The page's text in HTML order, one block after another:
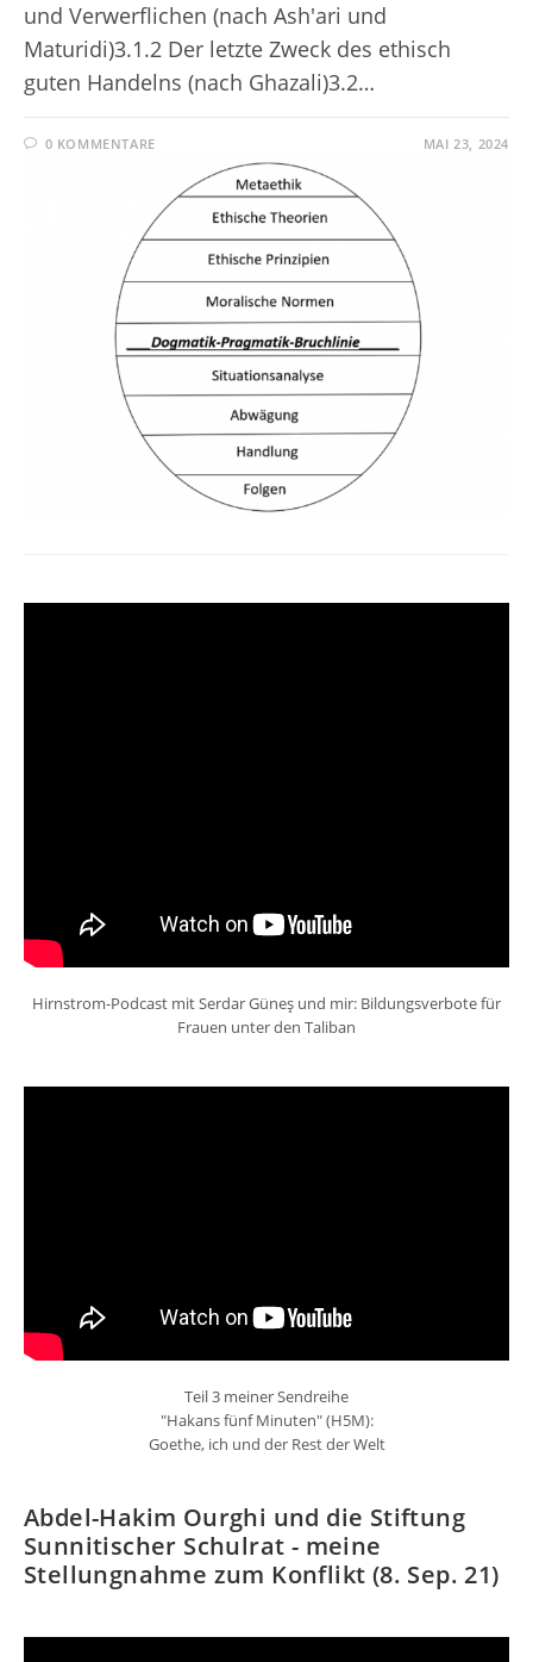
und Verwerflichen (nach Ash'ari und
Maturidi)3.1.2 Der letzte Zweck des ethisch
guten Handelns (nach Ghazali)3.2…
0 KOMMENTARE MAI 23, 2024
Hirnstrom-Podcast mit Serdar Güneş und mir: Bildungsverbote für
Frauen unter den Taliban
Teil 3 meiner Sendreihe
"Hakans fünf Minuten" (H5M):
Goethe, ich und der Rest der Welt
Abdel-Hakim Ourghi und die Stiftung
Sunnitischer Schulrat - meine
Stellungnahme zum Konflikt (8. Sep. 21)